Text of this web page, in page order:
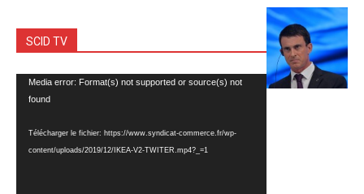
SCID TV
Lecteur
vidéo
Media error: Format(s) not supported or source(s) not
found
Télécharger le fichier: https://www.syndicat-commerce.fr/wp-
content/uploads/2019/12/IKEA-V2-TWITER.mp4?_=1